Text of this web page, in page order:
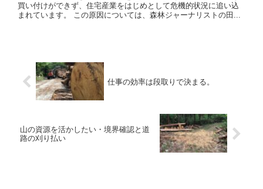
買い付けができず、住宅産業をはじめとして危機的状況に追い込
まれています。 この原因については、森林ジャーナリストの田...
仕事の効率は段取りで決まる。
山の資源を活かしたい・境界確認と道
路の刈り払い